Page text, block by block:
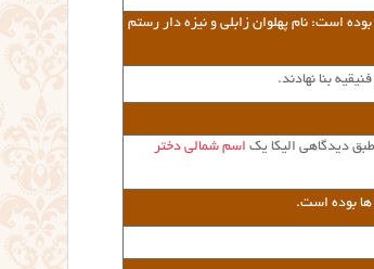
بوده است: نام پهلوان زابلی و نیزه دار رستم
بنا نهادند.
دیدگاهی الیکا یک اسم شمالی دختر
ها بوده است.